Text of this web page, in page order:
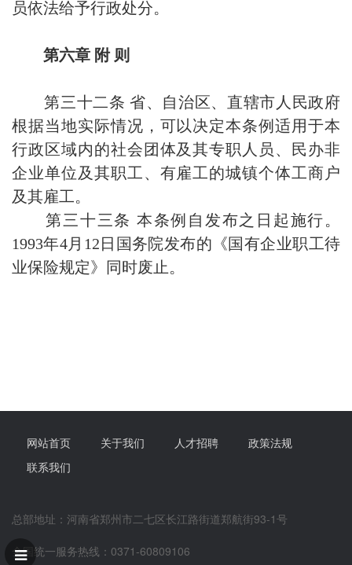
员依法给予行政处分。
第六章 附 则
第三十二条 省、自治区、直辖市人民政府
根据当地实际情况，可以决定本条例适用于本
行政区域内的社会团体及其专职人员、民办非
企业单位及其职工、有雇工的城镇个体工商户
及其雇工。
第三十三条 本条例自发布之日起施行。
1993年4月12日国务院发布的《国有企业职工待
业保险规定》同时废止。
网站首页 关于我们 人才招聘
政策法规
联系我们
总部地址：河南省郑州市二七区长江路街道郑航街93-1号
全国统一服务热线：0371-60809106